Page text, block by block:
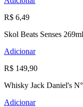
R$ 6,49
Skol Beats Senses 269ml
Adicionar
R$ 149,90
Whisky Jack Daniel's
Adicionar